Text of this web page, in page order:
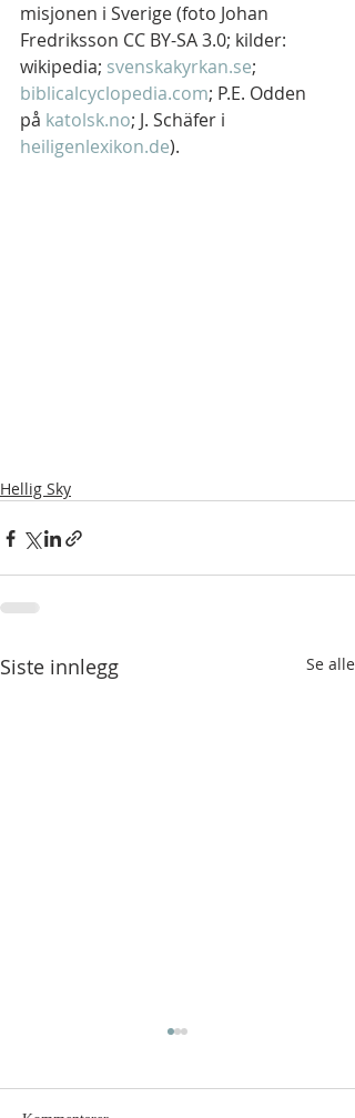
misjonen i Sverige (foto Johan
Fredriksson CC BY-SA 3.0; kilder:
wikipedia; svenskakyrkan.se;
biblicalcyclopedia.com; P.E. Odden
på katolsk.no; J. Schäfer i
heiligenlexikon.de).
Hellig Sky
Siste innlegg Se alle